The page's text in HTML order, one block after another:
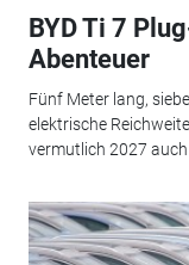
BYD Ti 7
Abenteuer
Fünf Meter lang,
elektrische
vermutlich 2027